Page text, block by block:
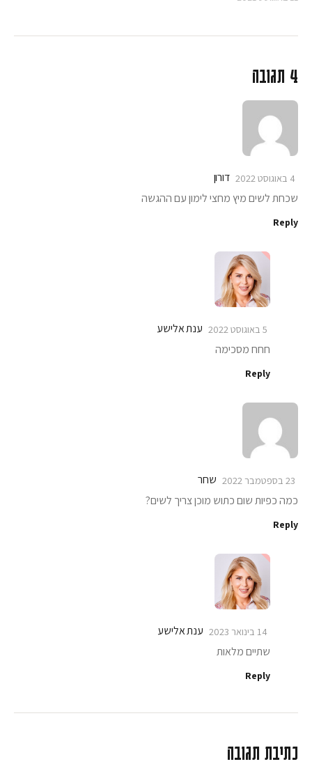
4 תגובה
דורון 4 באוגוסט 2022
שכחת לשים מיץ מחצי לימון עם ההגשה
Reply
ענת אלישע 5 באוגוסט 2022
חחח מסכימה
Reply
שחר 23 בספטמבר 2022
כמה כפיות שום כתוש מוכן צריך לשים?
Reply
ענת אלישע 14 בינואר 2023
שתיים מלאות
Reply
כתיבת תגובה